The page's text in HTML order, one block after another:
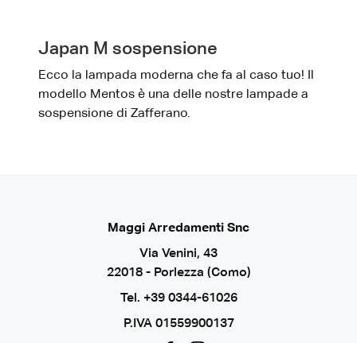
Japan M sospensione
Ecco la lampada moderna che fa al caso tuo! Il
modello Mentos è una delle nostre lampade a
sospensione di Zafferano.
Maggi Arredamenti Snc
Via Venini, 43
22018 - Porlezza (Como)
Tel. +39 0344-61026
P.IVA 01559900137